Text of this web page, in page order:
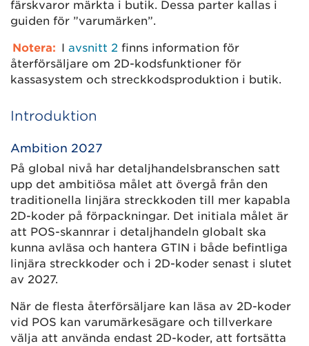
färskvaror märkta i butik. Dessa parter kallas i
guiden för ”varumärken”.
Notera: Iavsnitt 2 finns information för
återförsäljare om 2D-kodsfunktioner för
kassasystem och streckkodsproduktion i butik.
Introduktion
Ambition 2027
På global nivå har detaljhandelsbranschen satt
upp det ambitiösa målet att övergå från den
traditionella linjära streckkoden till mer kapabla
2D-koder på förpackningar. Det initiala målet är
att POS-skannrar i detaljhandeln globalt ska
kunna avläsa och hantera GTIN i både befintliga
linjära streckkoder och i 2D-koder senast i slutet
av 2027.
När de flesta återförsäljare kan läsa av 2D-koder
vid POS kan varumärkesägare och tillverkare
välja att använda endast 2D-koder, att fortsätta